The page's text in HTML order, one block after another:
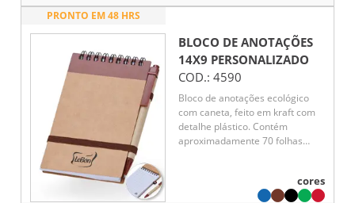
PRONTO EM 48 HRS
BLOCO DE ANOTAÇÕES
14X9 PERSONALIZADO
COD.: 4590
Bloco de anotações ecológico
com caneta, feito em kraft com
detalhe plástico. Contém
aproximadamente 70 folhas
acompanha caneta de papelão
com detalhes plásticos, carga
cores